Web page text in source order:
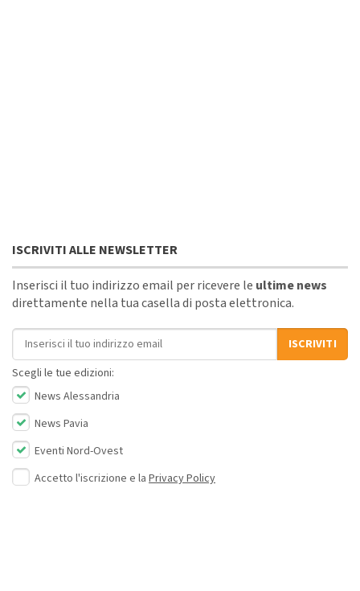
ISCRIVITI ALLE NEWSLETTER
Inserisci il tuo indirizzo email per ricevere le ultime news
direttamente nella tua casella di posta elettronica.
Indirizzo email
ISCRIVITI
Scegli le tue edizioni:
News Alessandria
News Pavia
Eventi Nord-Ovest
Accetto l'iscrizione e la Privacy Policy